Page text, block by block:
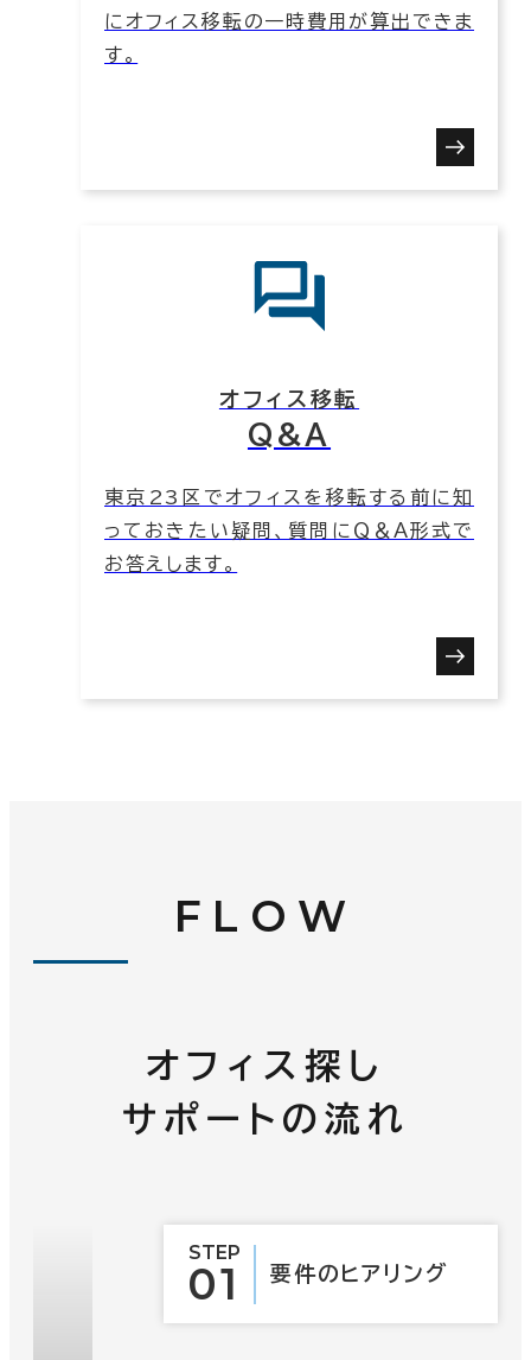
にオフィス移転の一時費用が算出できま
す。
オフィス移転
Q&A
東京23区でオフィスを移転する前に知
っておきたい疑問、質問にＱ＆Ａ形式で
お答えします。
FLOW
オフィス探し
サポートの流れ
STEP
01 要件の ヒアリング